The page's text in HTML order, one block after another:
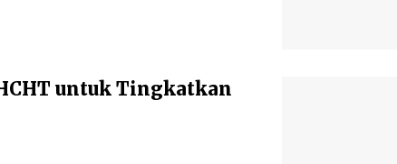
untuk Tingkatkan